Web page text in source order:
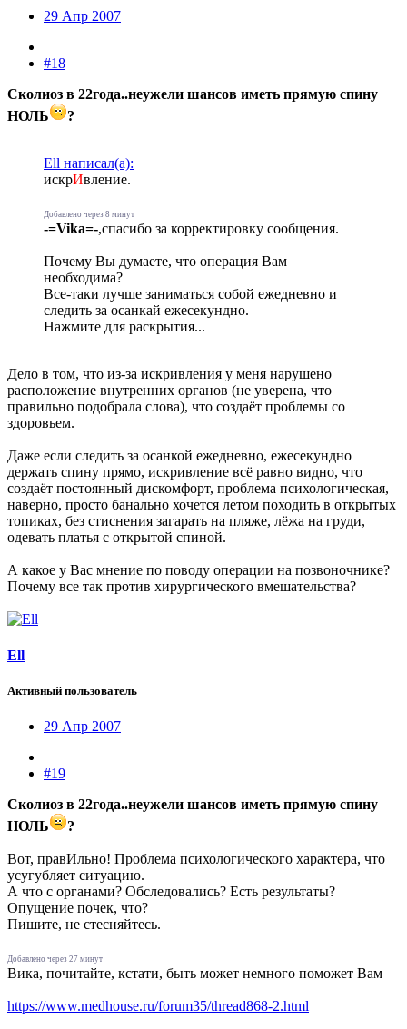
29 Апр 2007
#18
Сколиоз в 22года..неужели шансов иметь прямую спину
НОЛЬ
?
Ell написал(а):
искрИвление.
Добавлено через 8 минут
-=Vika=-,спасибо за корректировку сообщения.
Почему Вы думаете, что операция Вам
необходима?
Все-таки лучше заниматься собой ежедневно и
следить за осанкай ежесекундно.
Нажмите для раскрытия...
Дело в том, что из-за искривления у меня нарушено
расположение внутренних органов (не уверена, что
правильно подобрала слова), что создаёт проблемы со
здоровьем.
Даже если следить за осанкой ежедневно, ежесекундно
держать спину прямо, искривление всё равно видно, что
создаёт постоянный дискомфорт, проблема психологическая,
наверно, просто банально хочется летом походить в открытых
топиках, без стиснения загарать на пляже, лёжа на груди,
одевать платья с открытой спиной.
А какое у Вас мнение по поводу операции на позвоночнике?
Почему все так против хирургического вмешательства?
Ell
Активный пользователь
29 Апр 2007
#19
Сколиоз в 22года..неужели шансов иметь прямую спину
НОЛЬ
?
Вот, правИльно! Проблема психологического характера, что
усугубляет ситуацию.
А что с органами? Обследовались? Есть результаты?
Опущение почек, что?
Пишите, не стесняйтесь.
Добавлено через 27 минут
Вика, почитайте, кстати, быть может немного поможет Вам
https://www.medhouse.ru/forum35/thread868-2.html